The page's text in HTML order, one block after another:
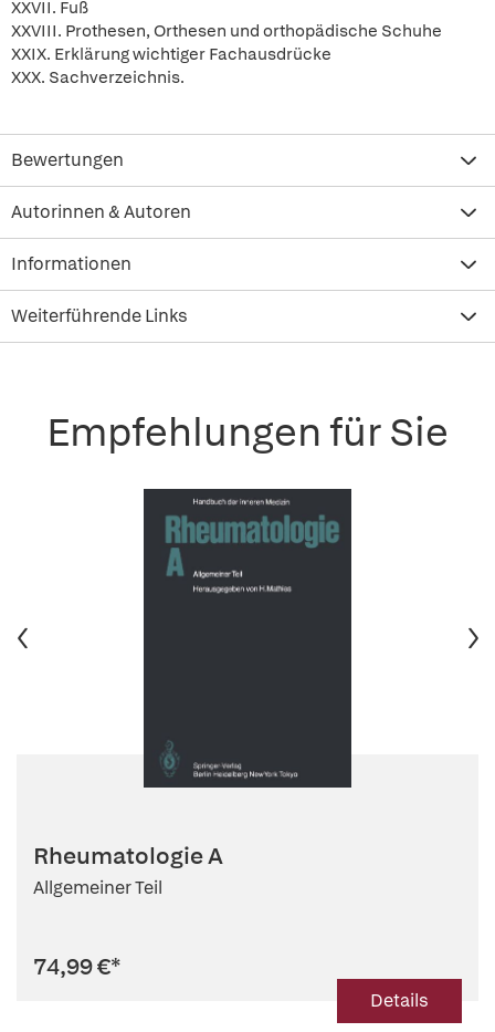
XXVII. Fuß
XXVIII. Prothesen, Orthesen und orthopädische Schuhe
XXIX. Erklärung wichtiger Fachausdrücke
XXX. Sachverzeichnis.
Bewertungen
Autorinnen & Autoren
Informationen
Weiterführende Links
Empfehlungen für Sie
Rheumatologie A
Allgemeiner Teil
74,99 €*
Details